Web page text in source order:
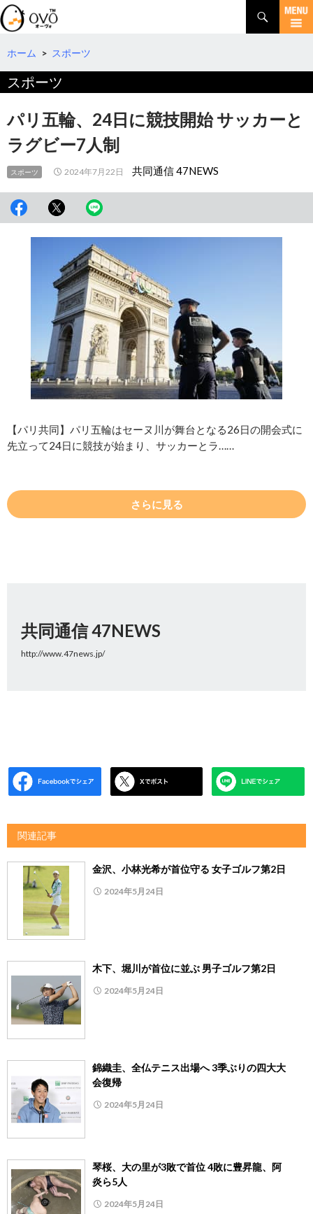
検
索
コ
テ
へ
動
ホーム > スポーツ
スポーツ
パリ五輪、24日に競技開始 サッカーと
ラグビー7人制
スポーツ 2024年7月22日 共同通信 47NEWS
【パリ共同】パリ五輪はセーヌ川が舞台となる26日の開会式に
先立って24日に競技が始まり、サッカーとラ……
さらに見る
共同通信 47NEWS
http://www.47news.jp/
関連記事
金沢、小林光希が首位守る 女子ゴルフ第2日
2024年5月24日
木下、堀川が首位に並ぶ 男子ゴルフ第2日
2024年5月24日
錦織圭、全仏テニス出場へ 3季ぶりの四大大
会復帰
2024年5月24日
琴桜、大の里が3敗で首位 4敗に豊昇龍、阿
炎ら5人
2024年5月24日